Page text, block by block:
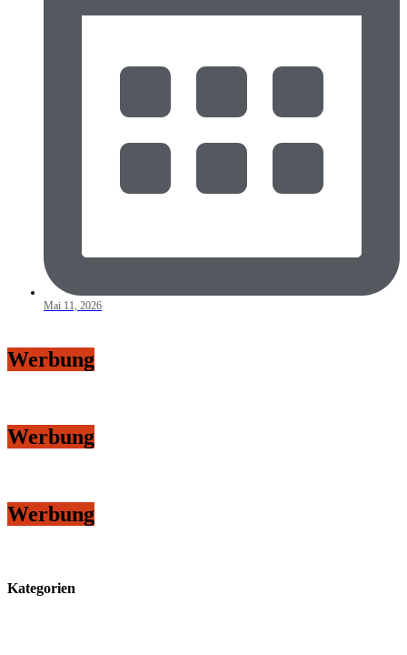
Mai 11, 2026
Werbung
Werbung
Werbung
Kategorien